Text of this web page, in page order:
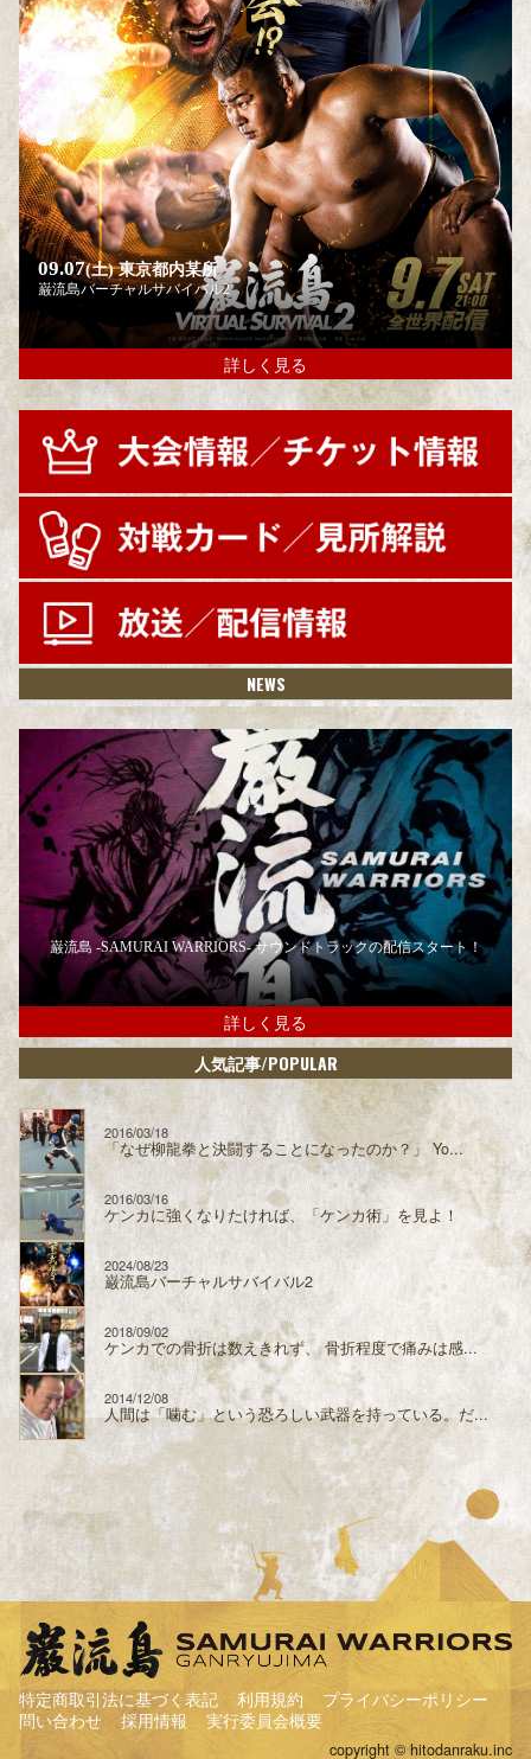
09.07(土)東京都内某所
巌流島バーチャルサバイバル2
詳しく見る
NEWS
巌流島 -SAMURAI WARRIORS- サウンドトラックの配信スタート！
詳しく見る
人気記事/POPULAR
2016/03/18
「なぜ柳龍拳と決闘することになったのか？」 Yo...
2016/03/16
ケンカに強くなりたければ、「ケンカ術」を見よ！
2024/08/23
巌流島バーチャルサバイバル2
2018/09/02
ケンカでの骨折は数えきれず、 骨折程度で痛みは感...
2014/12/08
人間は「噛む」という恐ろしい武器を持っている。だ...
特定商取引法に基づく表記 利用規約
プライバシーポリシー
問い合わせ
採用情報 実行委員会概要
copyright © hitodanraku.inc